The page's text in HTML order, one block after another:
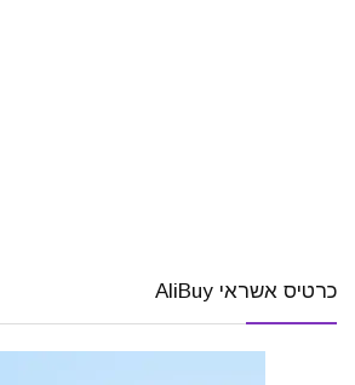
כרטיס אשראי AliBuy